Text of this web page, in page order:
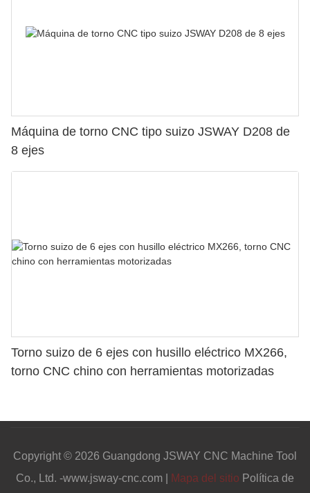
Máquina de torno CNC tipo suizo JSWAY D208 de
8 ejes
Torno suizo de 6 ejes con husillo eléctrico MX266,
torno CNC chino con herramientas motorizadas
Copyright © 2026 Guangdong JSWAY CNC Machine Tool
Co., Ltd. -www.jsway-cnc.com |
Mapa del sitio Política de